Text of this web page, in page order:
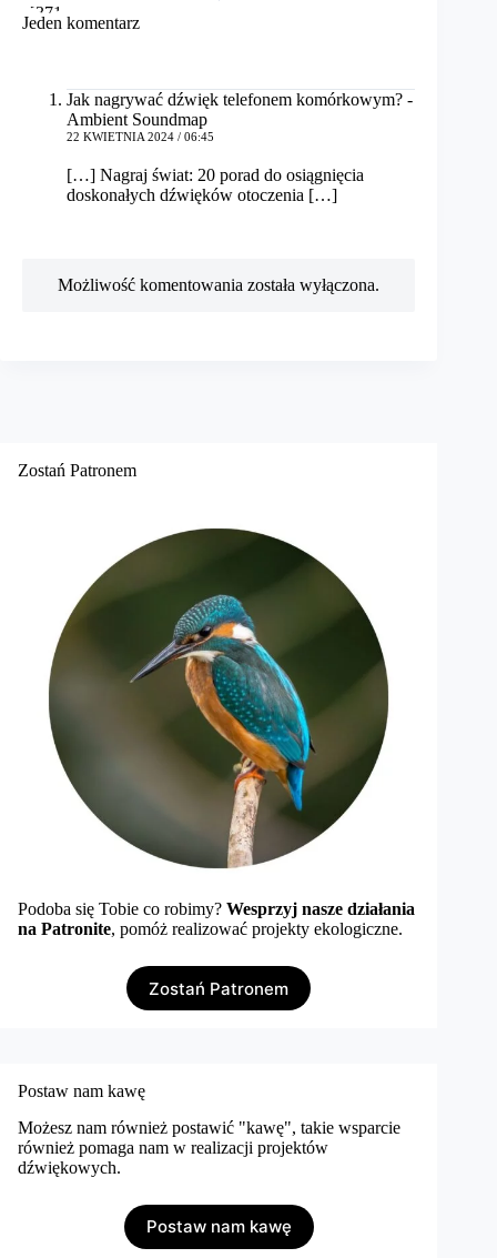
Jeden komentarz
Jak nagrywać dźwięk telefonem komórkowym? -
Ambient Soundmap
22 KWIETNIA 2024 / 06:45
[…] Nagraj świat: 20 porad do osiągnięcia
doskonałych dźwięków otoczenia […]
Możliwość komentowania została wyłączona.
Zostań Patronem
Podoba się Tobie co robimy? Wesprzyj nasze działania
na Patronite, pomóż realizować projekty ekologiczne.
Zostań Patronem
Postaw nam kawę
Możesz nam również postawić "kawę", takie wsparcie
również pomaga nam w realizacji projektów
dźwiękowych.
Postaw nam kawę